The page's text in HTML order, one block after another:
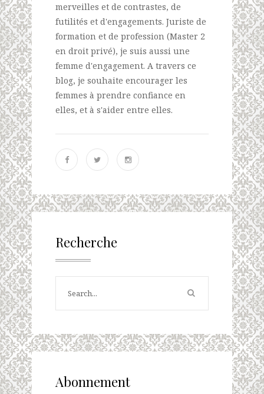
merveilles et de contrastes, de
futilités et d'engagements. Juriste de
formation et de profession (Master 2
en droit privé), je suis aussi une
femme d'engagement. A travers ce
blog, je souhaite encourager les
femmes à prendre confiance en
elles, et à s'aider entre elles.
Recherche
Abonnement